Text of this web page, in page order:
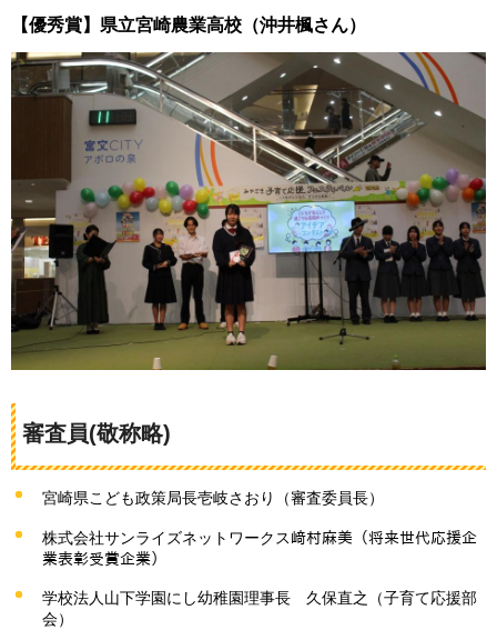
【優秀賞】県立宮崎農業高校（沖井楓さん）
審査員(敬称略)
宮崎県こども政策局長壱岐さおり（審査委員長）
株式会社サンライズネットワークス﨑村麻美（将来世代応援企
業表彰受賞企業）
学校法人山下学園にし幼稚園理事長
久保直之（子育て応援部
会）